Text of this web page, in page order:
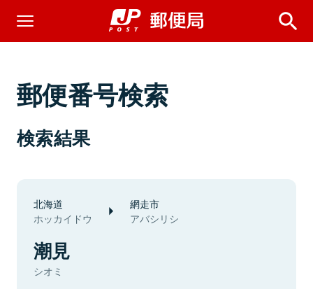
郵便番号検索
検索結果
北海道
ホッカイドウ
網走市
アバシリシ
潮見
シオミ